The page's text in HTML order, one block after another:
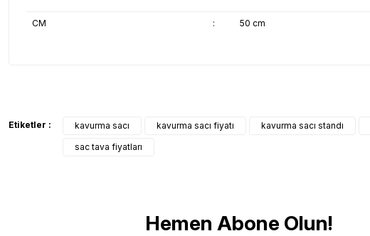
CM : 50 cm
Ürün bilgilerinde hatalar bulunuyor.
Etiketler : kavurma sacı kavurma sacı fiyatı kavurma sacı standı
sac tava fiyatları
Hemen Abone Olun!